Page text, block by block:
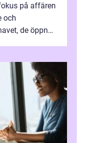
på affären
och
de öppna